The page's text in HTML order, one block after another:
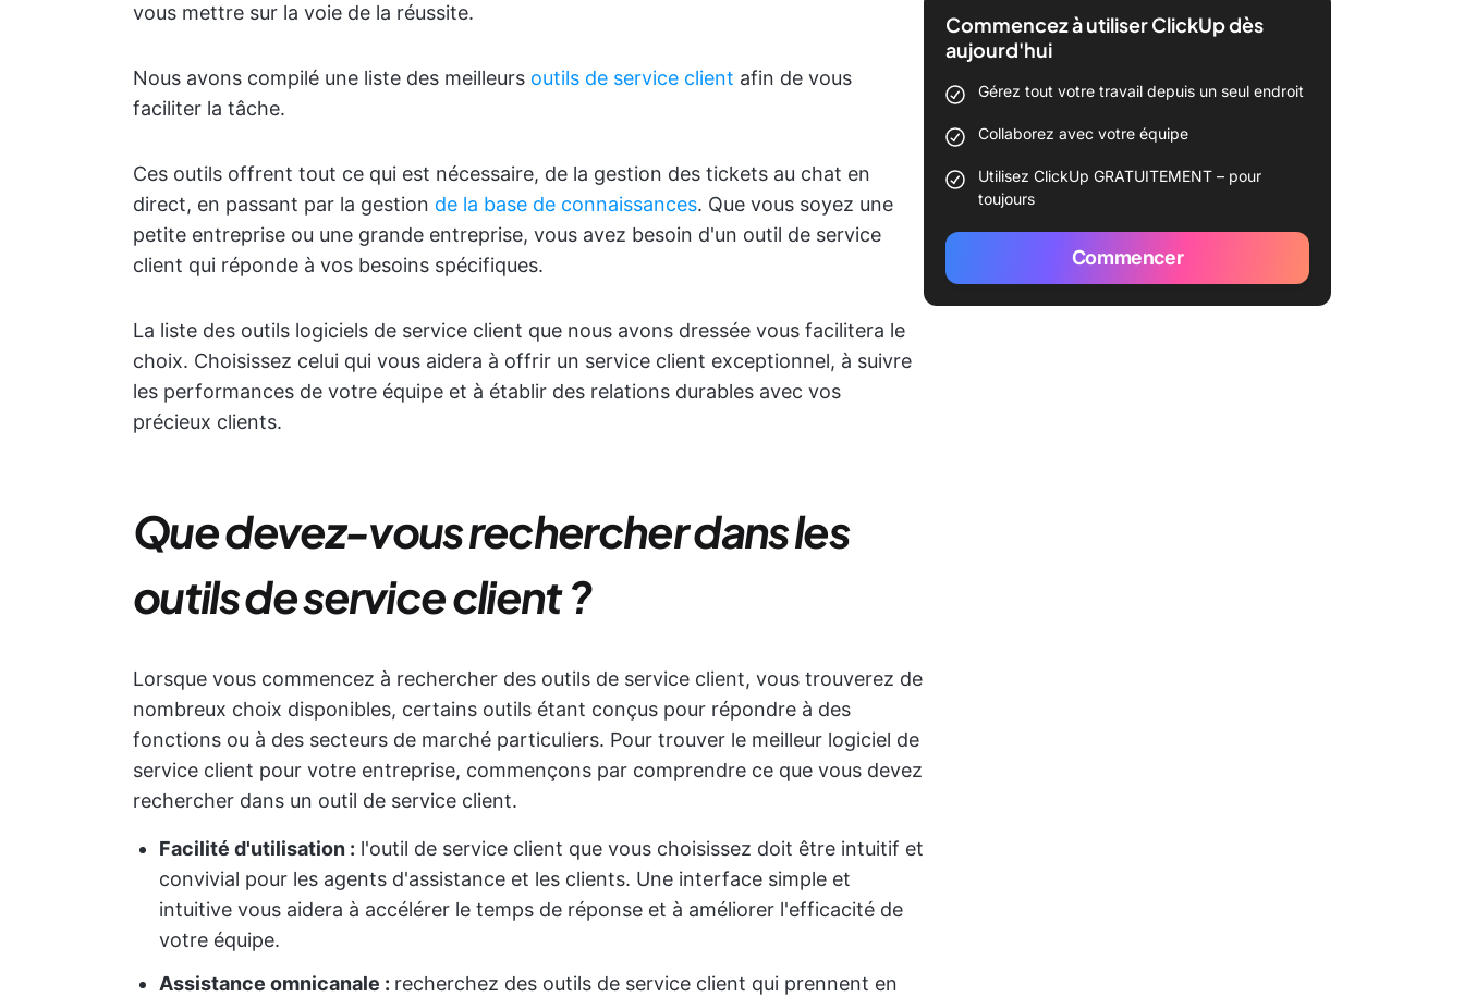
vous mettre sur la voie de la réussite.
Nous avons compilé une liste des meilleurs outils de service client afin de vous
faciliter la tâche.
Ces outils offrent tout ce qui est nécessaire, de la gestion des tickets au chat en
direct, en passant par la gestion de la base de connaissances. Que vous soyez une
petite entreprise ou une grande entreprise, vous avez besoin d'un outil de service
client qui réponde à vos besoins spécifiques.
La liste des outils logiciels de service client que nous avons dressée vous facilitera le
choix. Choisissez celui qui vous aidera à offrir un service client exceptionnel, à suivre
les performances de votre équipe et à établir des relations durables avec vos
précieux clients.
Que devez-vous rechercher dans les
outils de service client ?
Lorsque vous commencez à rechercher des outils de service client, vous trouverez de
nombreux choix disponibles, certains outils étant conçus pour répondre à des
fonctions ou à des secteurs de marché particuliers. Pour trouver le meilleur logiciel de
service client pour votre entreprise, commençons par comprendre ce que vous devez
rechercher dans un outil de service client.
Facilité d'utilisation : l'outil de service client que vous choisissez doit être intuitif et
convivial pour les agents d'assistance et les clients. Une interface simple et
intuitive vous aidera à accélérer le temps de réponse et à améliorer l'efficacité de
votre équipe.
Assistance omnicanale : recherchez des outils de service client qui prennent en
Commencez à utiliser ClickUp dès
aujourd'hui
Gérez tout votre travail depuis un seul endroit
Collaborez avec votre équipe
Utilisez ClickUp GRATUITEMENT – pour
toujours
Commencer